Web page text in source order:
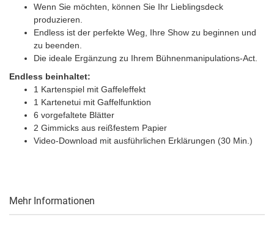
Wenn Sie möchten, können Sie Ihr Lieblingsdeck
produzieren.
Endless ist der perfekte Weg, Ihre Show zu beginnen und
zu beenden.
Die ideale Ergänzung zu Ihrem Bühnenmanipulations-Act.
Endless beinhaltet:
1 Kartenspiel mit Gaffeleffekt
1 Kartenetui mit Gaffelfunktion
6 vorgefaltete Blätter
2 Gimmicks aus reißfestem Papier
Video-Download mit ausführlichen Erklärungen (30 Min.)
Mehr Informationen